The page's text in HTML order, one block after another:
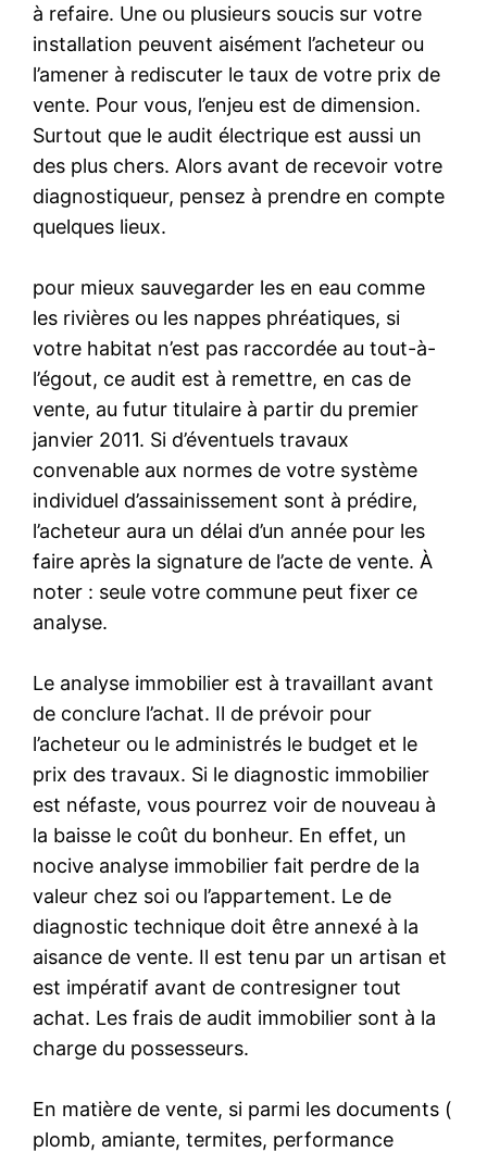
à refaire. Une ou plusieurs soucis sur votre
installation peuvent aisément l’acheteur ou
l’amener à rediscuter le taux de votre prix de
vente. Pour vous, l’enjeu est de dimension.
Surtout que le audit électrique est aussi un
des plus chers. Alors avant de recevoir votre
diagnostiqueur, pensez à prendre en compte
quelques lieux.
pour mieux sauvegarder les en eau comme
les rivières ou les nappes phréatiques, si
votre habitat n’est pas raccordée au tout-à-
l’égout, ce audit est à remettre, en cas de
vente, au futur titulaire à partir du premier
janvier 2011. Si d’éventuels travaux
convenable aux normes de votre système
individuel d’assainissement sont à prédire,
l’acheteur aura un délai d’un année pour les
faire après la signature de l’acte de vente. À
noter : seule votre commune peut fixer ce
analyse.
Le analyse immobilier est à travaillant avant
de conclure l’achat. Il de prévoir pour
l’acheteur ou le administrés le budget et le
prix des travaux. Si le diagnostic immobilier
est néfaste, vous pourrez voir de nouveau à
la baisse le coût du bonheur. En effet, un
nocive analyse immobilier fait perdre de la
valeur chez soi ou l’appartement. Le de
diagnostic technique doit être annexé à la
aisance de vente. Il est tenu par un artisan et
est impératif avant de contresigner tout
achat. Les frais de audit immobilier sont à la
charge du possesseurs.
En matière de vente, si parmi les documents (
plomb, amiante, termites, performance